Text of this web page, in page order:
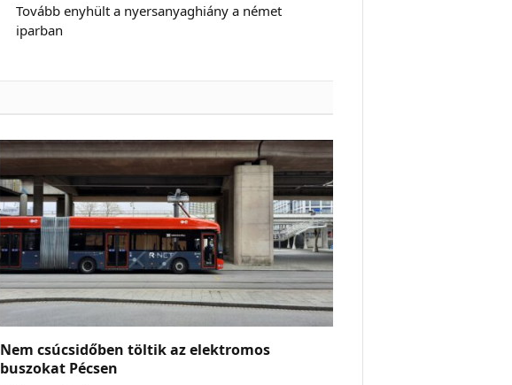
Tovább enyhült a nyersanyaghiány a német
iparban
Nem csúcsidőben töltik az elektromos
buszokat Pécsen